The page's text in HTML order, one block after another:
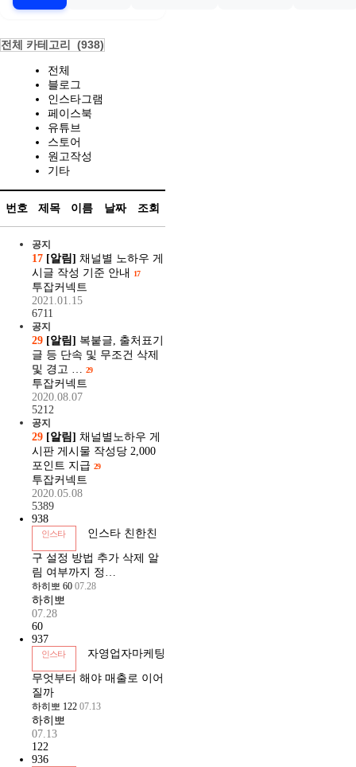
전체 카테고리 (938)
전체
블로그
인스타그램
페이스북
유튜브
스토어
원고작성
기타
번호 제목 이름 날짜 조회
공지
17 [알림] 채널별 노하우 게
시글 작성 기준 안내
17
투잡커넥트
2021.01.15
6711
공지
29 [알림] 복붙글, 출처표기
글 등 단속 및 무조건 삭제
및 경고 … 29
투잡커넥트
2020.08.07
5212
공지
29 [알림] 채널별노하우 게
시판 게시물 작성당 2,000
포인트 지급 29
투잡커넥트
2020.05.08
5389
938
인스타 인스타 친한친
구 설정 방법 추가 삭제 알
림 여부까지 정…
하히뽀 60 07.28
하히뽀
07.28
60
937
인스타 자영업자마케팅
무엇부터 해야 매출로 이어
질까
하히뽀 122 07.13
하히뽀
07.13
122
936